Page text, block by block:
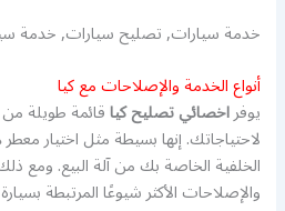
خدمة سيارات, تصليح سيارات, خدمة
أنواع الخدمة والإصلاحات مع كيا
يوفراخصائي تصليح كياقائمة طويلة
لاحتياجاتك. إنها بسيطة مثل اختيار معطر
الخلفية الخاصة بك من آلة البيع. ومع
والإصلاحات الأكثر شيوعًا المرتبطة بسيارة